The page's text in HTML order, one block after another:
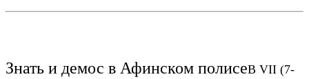
Знать и демос в Афинском полисеВ VII (7-